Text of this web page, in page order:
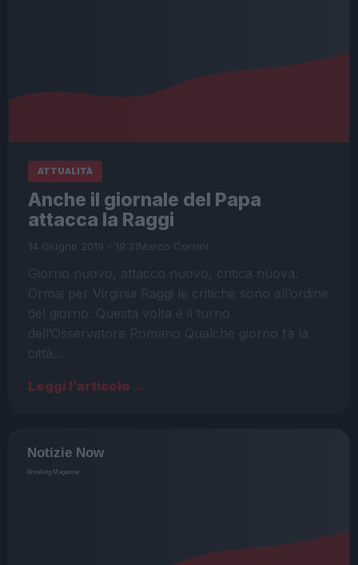
ATTUALITÀ
Anche il giornale del Papa
attacca la Raggi
14 Giugno 2019 - 19:31Marco Corsini
Giorno nuovo, attacco nuovo, critica nuova.
Ormai per Virginia Raggi le critiche sono all’ordine
del giorno. Questa volta è il turno
dell’Osservatore Romano Qualche giorno fa la
città…
Leggi l’articolo →